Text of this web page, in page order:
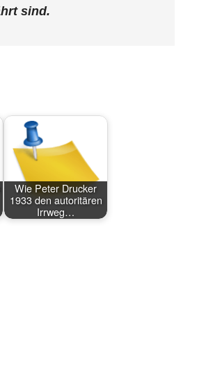
sind.
Wie Peter Drucker
1933 den autoritären
Irrweg…